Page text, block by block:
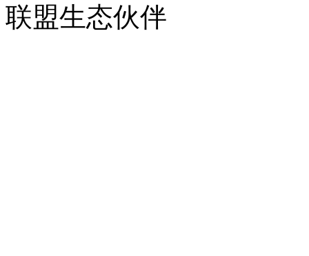
联盟生态伙伴